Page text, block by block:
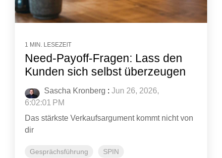
1 MIN. LESEZEIT
Need-Payoff-Fragen: Lass den
Kunden sich selbst überzeugen
Sascha Kronberg : Jun 26, 2026,
6:02:01 PM
Das stärkste Verkaufsargument kommt nicht von
dir
Gesprächsführung SPIN